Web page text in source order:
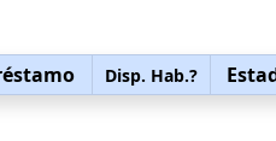
Disp. Hab.?